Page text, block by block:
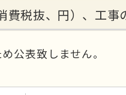
費税抜、円）、工事
公表致しません。